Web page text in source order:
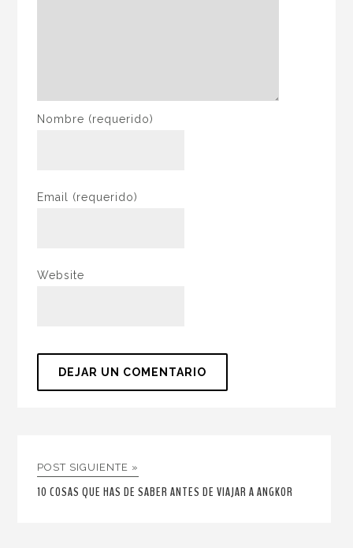
Nombre (requerido)
Email (requerido)
Website
POST SIGUIENTE »
10 COSAS QUE HAS DE SABER ANTES DE VIAJAR A ANGKOR